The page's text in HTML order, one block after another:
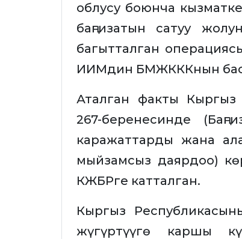
облусу боюнча
баңгизатын сатуу
багытталган
ИИМдин БМЖКККнын
Аталган факты
267-беренесинде
каражаттарды жана
мыйзамсыз даярдоо)
КЖБРге катталган.
Кыргыз
жүгүртүүгө каршы